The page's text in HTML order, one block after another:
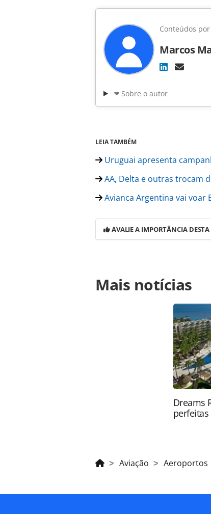
Conteúdos por
Marcos
Sobre o autor
LEIA TAMBÉM
Uruguai apresenta
AA, Delta e outras trocam
Avianca Argentina vai voar
AVALIE A IMPORTÂNCIA
https://www.panrotas.com.br/
comeca-operacoes-em-
Todo o conteúdo produzido
brasileira sobre direito
PANROTAS Editora
Mais notícias
Dreams
Aviação Aeroportos